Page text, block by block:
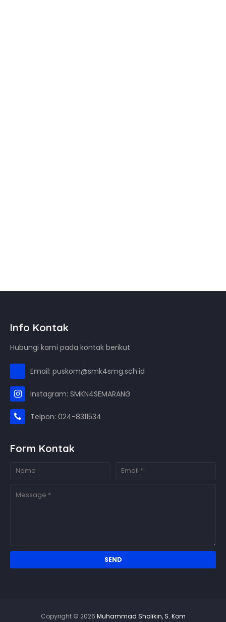
Info Kontak
Hubungi kami pada kontak berikut
Email: puskom@smk4smg.sch.id
Instagram: SMKN4SEMARANG
Telpon: 024-8311534
Form Kontak
Copyright © 2026 Muhammad Sholikin, S. Kom